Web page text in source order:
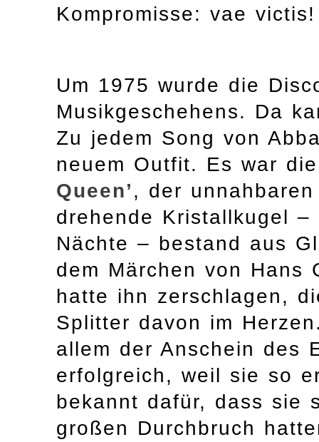
Kompromisse: vae
Um 1975 wurde die
Musikgeschehens. Da
Zu jedem Song von
neuem Outfit. Es war
Queen’, der
drehende Kristallkugel
Nächte – bestand aus
dem Märchen von Hans
hatte ihn zerschlagen,
Splitter davon im
allem der Anschein des
erfolgreich, weil sie so
bekannt dafür, dass sie
großen Durchbruch